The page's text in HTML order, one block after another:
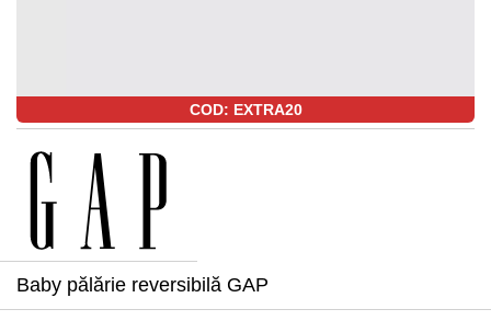
COD: EXTRA20
Baby pălărie reversibilă GAP